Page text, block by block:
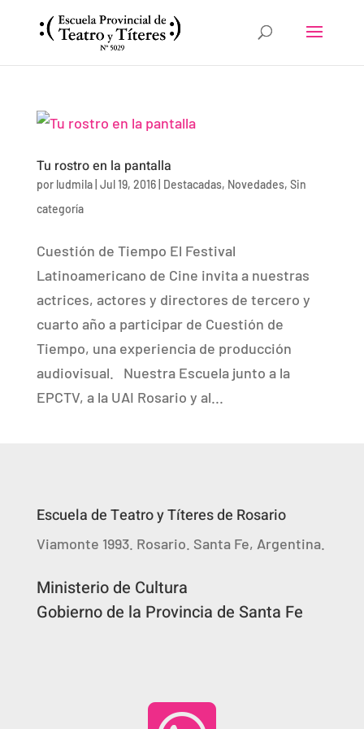
Tu rostro en la pantalla
por ludmila| Jul 19, 2016| Destacadas, Novedades, Sin
categoría
Cuestión de Tiempo El Festival
Latinoamericano de Cine invita a nuestras
actrices, actores y directores de tercero y
cuarto año a participar de Cuestión de
Tiempo, una experiencia de producción
audiovisual. Nuestra Escuela junto a la
EPCTV, a la UAI Rosario y al...
Escuela de Teatro y Títeres de Rosario
Viamonte 1993. Rosario. Santa Fe, Argentina.
Ministerio de Cultura
Gobierno de la Provincia de Santa Fe